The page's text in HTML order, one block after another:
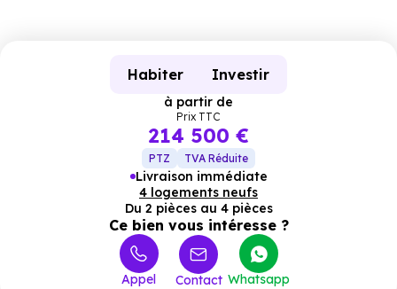
Habiter Investir
à partir de
Prix TTC
214 500 €
PTZ TVA Réduite
Livraison immédiate
4 logements neufs
Du 2 pièces au 4 pièces
Ce bien vous intéresse ?
Appel Contact Whatsapp